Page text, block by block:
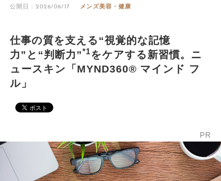
公開日：2026/06/17 メンズ美容・健康
仕事の質を支える“視覚的な記憶
力”と“判断力”*1をケアする新習慣。ニ
ュースキン「MYND360® マインド フ
ル」
PR